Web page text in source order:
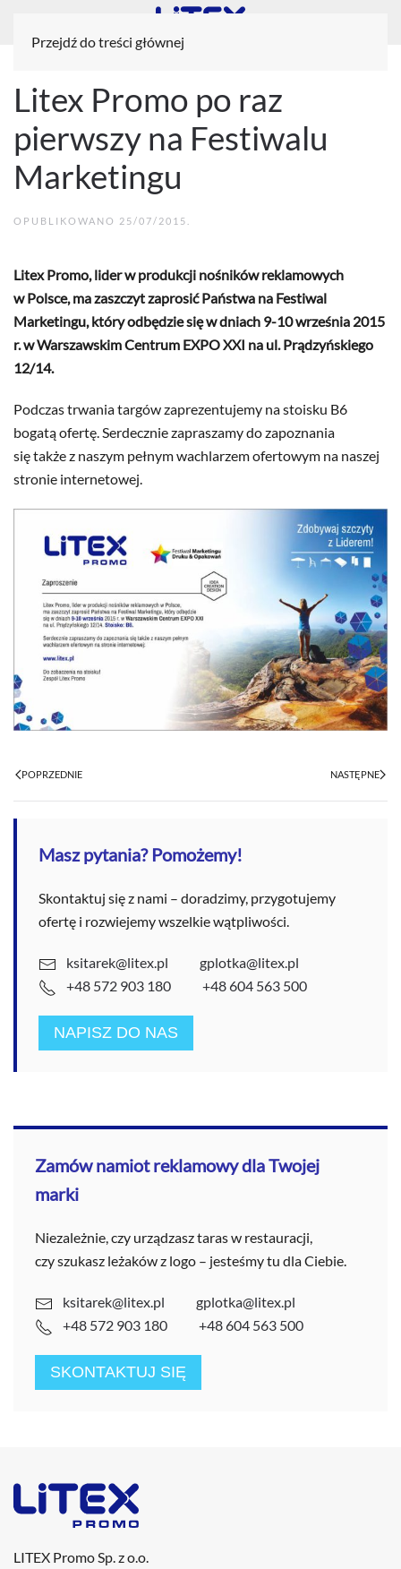
Przejdź do treści głównej
Litex Promo po raz
pierwszy na Festiwalu
Marketingu
OPUBLIKOWANO 25/07/2015
Litex Promo, lider w produkcji nośników reklamowych
w Polsce, ma zaszczyt zaprosić Państwa na Festiwal
Marketingu, który odbędzie się w dniach 9-10 września 2015
r. w Warszawskim Centrum EXPO XXI na ul. Prądzyńskiego
12/14.
Podczas trwania targów zaprezentujemy na stoisku B6
bogatą ofertę. Serdecznie zapraszamy do zapoznania
się także z naszym pełnym wachlarzem ofertowym na naszej
stronie internetowej.
POPRZEDNIE NASTĘPNE
Masz pytania? Pomożemy!
Skontaktuj się z nami – doradzimy, przygotujemy
ofertę i rozwiejemy wszelkie wątpliwości.
ksitarek@litex.pl
gplotka@litex.pl
+48 572 903 180
+48 604 563 500
NAPISZ DO NAS
Zamów namiot reklamowy dla Twojej
marki
Niezależnie, czy urządzasz taras w restauracji,
czy szukasz leżaków z logo – jesteśmy tu dla Ciebie.
ksitarek@litex.pl
gplotka@litex.pl
+48 572 903 180
+48 604 563 500
SKONTAKTUJ SIĘ
LITEX Promo Sp. z o.o.